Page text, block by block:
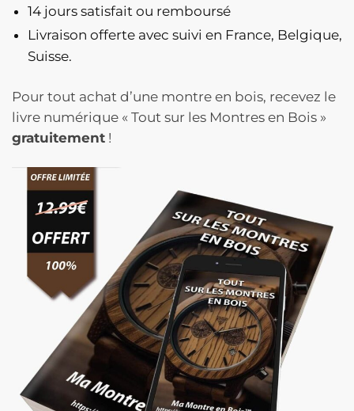
Bois
Originale
Design
Tendo
14 jours satisfait ou remboursé
Livraison offerte avec suivi en France, Belgique,
Suisse.
Pour tout achat d’une montre en bois, recevez le
livre numérique « Tout sur les Montres en Bois »
gratuitement !